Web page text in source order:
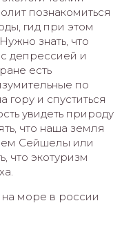
познакомиться
гид при этом
знать, что
депрессией и
есть
по
гору и спуститься
увидеть природу
что наша земля
Сейшелы или
что экотуризм